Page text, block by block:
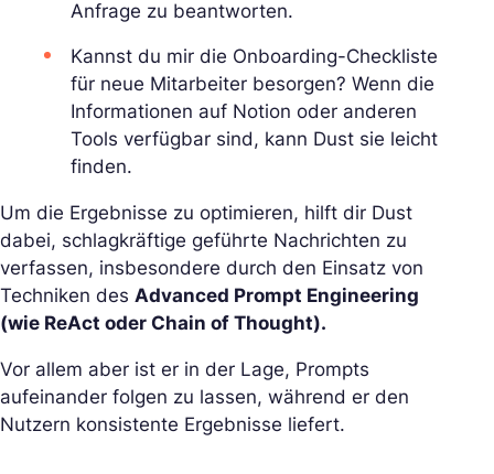
Anfrage zu beantworten.
Kannst du mir die Onboarding-Checkliste
für neue Mitarbeiter besorgen? Wenn die
Informationen auf Notion oder anderen
Tools verfügbar sind, kann Dust sie leicht
finden.
Um die Ergebnisse zu optimieren, hilft dir Dust
dabei, schlagkräftige geführte Nachrichten zu
verfassen, insbesondere durch den Einsatz von
Techniken des Advanced Prompt Engineering
(wie ReAct oder Chain of Thought).
Vor allem aber ist er in der Lage, Prompts
aufeinander folgen zu lassen, während er den
Nutzern konsistente Ergebnisse liefert.